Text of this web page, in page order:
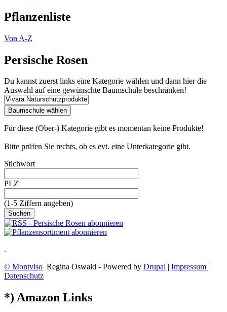
Pflanzenliste
Von A-Z
Persische Rosen
Du kannst zuerst links eine Kategorie wählen und dann hier die
Auswahl auf eine gewünschte Baumschule beschränken!
Für diese (Ober-) Kategorie gibt es momentan keine Produkte!
Bitte prüfen Sie rechts, ob es evt. eine Unterkategorie gibt.
Stichwort
PLZ
(1-5 Ziffern angeben)
.
© Montviso Regina Oswald - Powered by Drupal | Impressum |
Datenschutz
*) Amazon Links